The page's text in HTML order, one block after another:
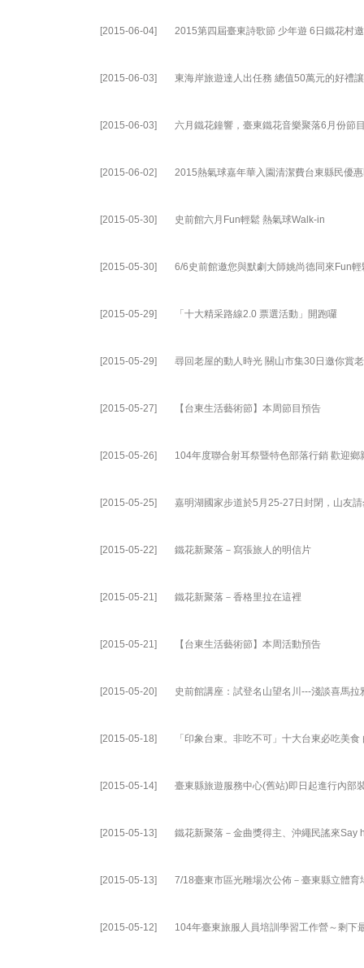
[2015-06-04] 2015第四屆臺東詩歌節 少年遊 6日鐵花村
[2015-06-03] 東海岸旅遊達人出任務 總值50萬元的好禮
[2015-06-03] 六月鐵花鐘響，臺東鐵花音樂聚落6月份節
[2015-06-02] 2015熱氣球嘉年華入園清潔費台東縣民優
[2015-05-30] 史前館六月Fun輕鬆 熱氣球Walk-in
[2015-05-30] 6/6史前館邀您與默劇大師姚尚德同來Fun輕
[2015-05-29] 「十大精采路線2.0 票選活動」開跑囉
[2015-05-29] 尋回老屋的動人時光 關山市集30日邀你賞
[2015-05-27] 【台東生活藝術節】本周節目預告
[2015-05-26] 104年度聯合射耳祭暨特色部落行銷 歡迎鄉
[2015-05-25] 嘉明湖國家步道於5月25-27日封閉，山友
[2015-05-22] 鐵花新聚落－寫張旅人的明信片
[2015-05-21] 鐵花新聚落－香格里拉在這裡
[2015-05-21] 【台東生活藝術節】本周活動預告
[2015-05-20] 史前館講座：試登名山望名川---淺談喜馬拉
[2015-05-18] 「印象台東。非吃不可」十大台東必吃美食
[2015-05-14] 臺東縣旅遊服務中心(舊站)即日起進行內部
[2015-05-13] 鐵花新聚落－金曲獎得主、沖繩民謠來Say
[2015-05-13] 7/18臺東市區光雕場次公佈－臺東縣立體育
[2015-05-12] 104年臺東旅服人員培訓學習工作營～剩下